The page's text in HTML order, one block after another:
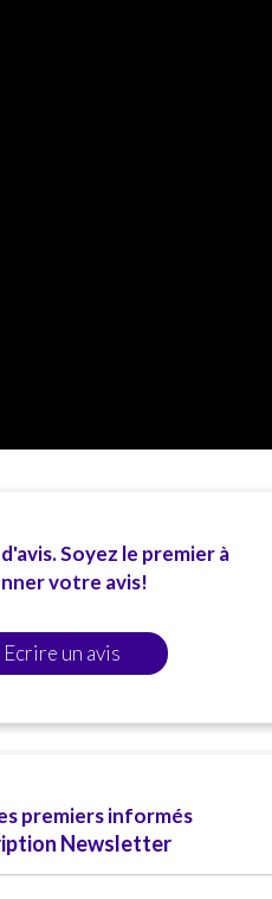
Soyez le premier à
votre avis!
Ecrire un avis
premiers informés
Newsletter